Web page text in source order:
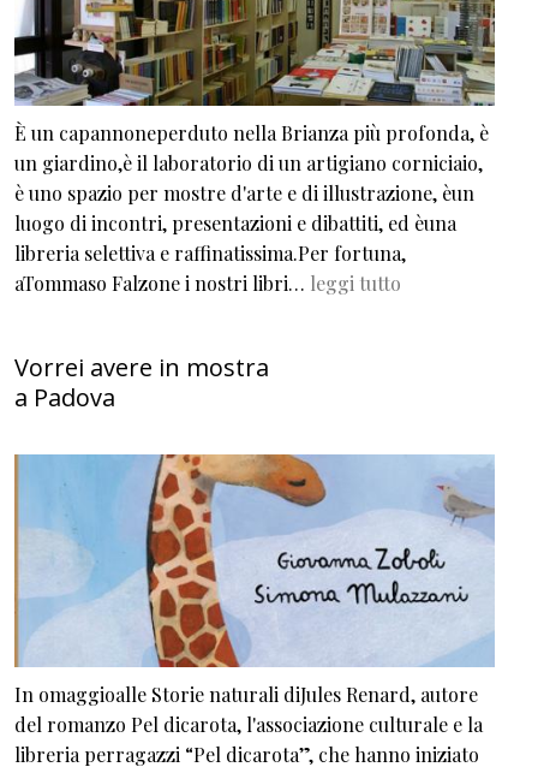
È un capannoneperduto nella Brianza più profonda, è
un giardino,è il laboratorio di un artigiano corniciaio,
è uno spazio per mostre d'arte e di illustrazione, èun
luogo di incontri, presentazioni e dibattiti, ed èuna
libreria selettiva e raffinatissima.Per fortuna,
aTommaso Falzone i nostri libri… leggi tutto
Vorrei avere in mostra
a Padova
In omaggioalle Storie naturali diJules Renard, autore
del romanzo Pel dicarota, l'associazione culturale e la
libreria perragazzi “Pel dicarota”, che hanno iniziato